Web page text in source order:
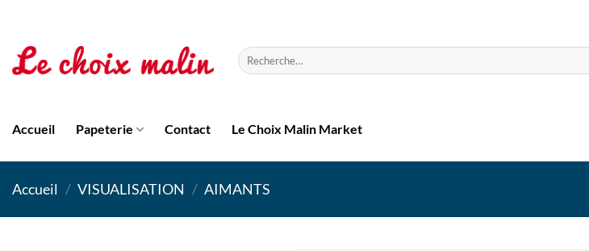
contenu
Recherche
pour :
Accueil Papeterie Contact Le Choix Malin Market
Accueil / VISUALISATION / AIMANTS